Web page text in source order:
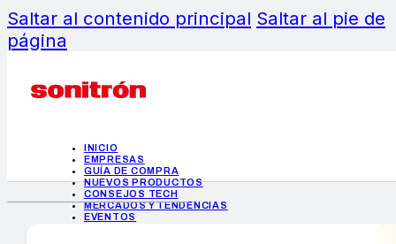
Saltar al contenido principal Saltar al pie de
página
INICIO
EMPRESAS
GUÍA DE COMPRA
NUEVOS PRODUCTOS
CONSEJOS TECH
MERCADOS Y TENDENCIAS
EVENTOS